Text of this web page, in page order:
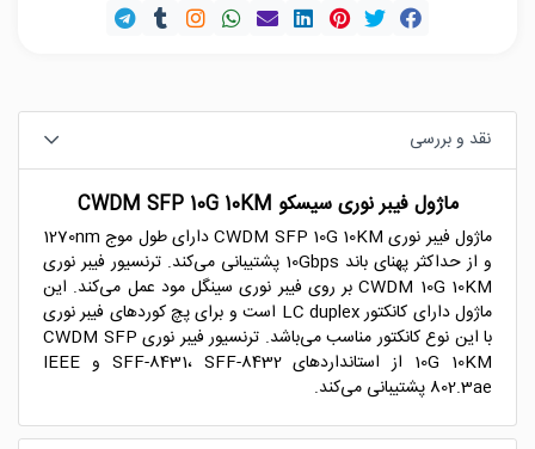
نقد و بررسی
ماژول فیبر نوری سیسکو CWDM SFP 10G 10KM
ماژول فیبر نوری CWDM SFP 10G 10KM دارای طول موج 1270nm
و از حداکثر پهنای باند 10Gbps پشتیبانی می‌کند. ترنسیور فیبر نوری
CWDM 10G 10KM بر روی فیبر نوری سینگل مود عمل می‌کند. این
ماژول دارای کانکتور LC duplex است و برای پچ کوردهای فیبر نوری
با این نوع کانکتور مناسب می‌باشد. ترنسیور فیبر نوری CWDM SFP
10G 10KM از استانداردهای SFF-8431، SFF-8432 و IEEE
802.3ae پشتیبانی می‌کند.